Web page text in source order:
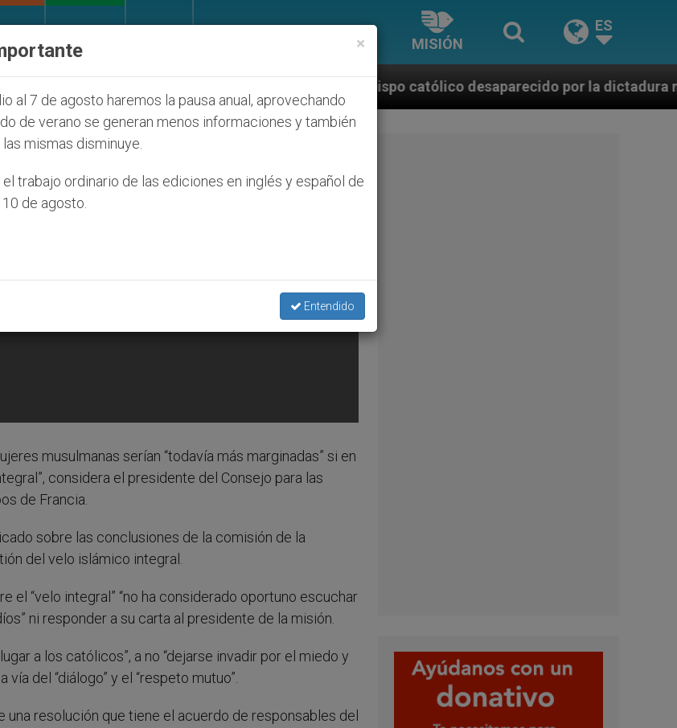
MISIÓN
ES
ONU se pronuncia ante caso de obispo católico desaparecido por la dictadura nicaragüense
anti-velo
musulmanas serían “todavía más marginadas” si en
considera el presidente del Consejo para las
de Francia.
sobre las conclusiones de la comisión de la
del velo islámico integral.
el “velo integral” “no ha considerado oportuno escuchar
ni responder a su carta al presidente de la misión.
a los católicos”, a no “dejarse invadir por el miedo y
del “diálogo” y el “respeto mutuo”.
resolución que tiene el acuerdo de responsables del
×
al 7 de agosto haremos la pausa anual, aprovechando
de verano se generan menos informaciones y también
mismas disminuye.
trabajo ordinario de las ediciones en inglés y español de
de agosto.
Entendido